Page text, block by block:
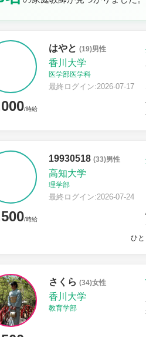
/時給
はやと (19)男性
香川大学
医学部医学科
最終ログイン:2026-07-17
/時給
19930518 (33)男性
高知大学
理学部
最終ログイン:2026-07-24
ひと
さくら (34)女性
香川大学
教育学部
日曜日